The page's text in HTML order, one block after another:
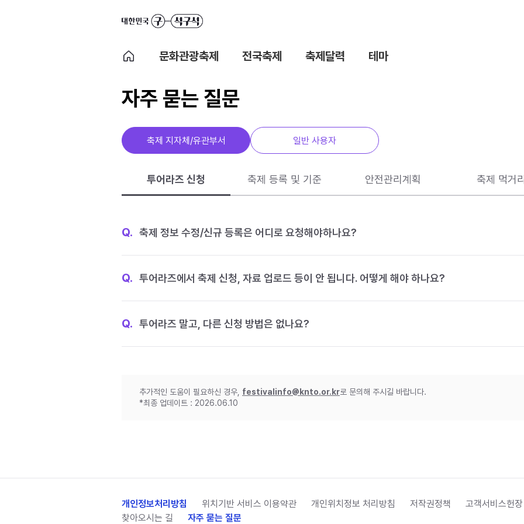
문화관광축제 전국축제 축제달력 테마
자주 묻는 질문
축제 지자체/유관부서 일반 사용자
투어라즈 신청 축제 등록 및 기준 안전관리계획 축제 먹거리
Q. 축제 정보 수정/신규 등록은 어디로 요청해야하나요?
Q. 투어라즈에서 축제 신청, 자료 업로드 등이 안 됩니다. 어떻게 해야 하나요?
Q. 투어라즈 말고, 다른 신청 방법은 없나요?
추가적인 도움이 필요하신 경우, festivalinfo@knto.or.kr로 문의해 주시길 바랍니다.
*최종 업데이트 : 2026.06.10
개인정보처리방침 위치기반 서비스 이용약관 개인위치정보 처리방침 저작권정책 고객서비스헌장
찾아오시는 길
자주 묻는 질문